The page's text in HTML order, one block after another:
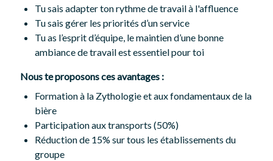
Tu sais adapter ton rythme de travail à l'affluence
Tu sais gérer les priorités d’un service
Tu as l’esprit d’équipe, le maintien d’une bonne
ambiance de travail est essentiel pour toi
Nous te proposons ces avantages :
Formation à la Zythologie et aux fondamentaux de la
bière
Participation aux transports (50%)
Réduction de 15% sur tous les établissements du
groupe